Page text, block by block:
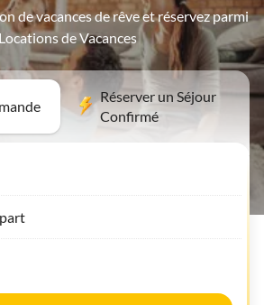
de vacances de rêve et réservez parmi
de Vacances
Réserver un Séjour
Confirmé